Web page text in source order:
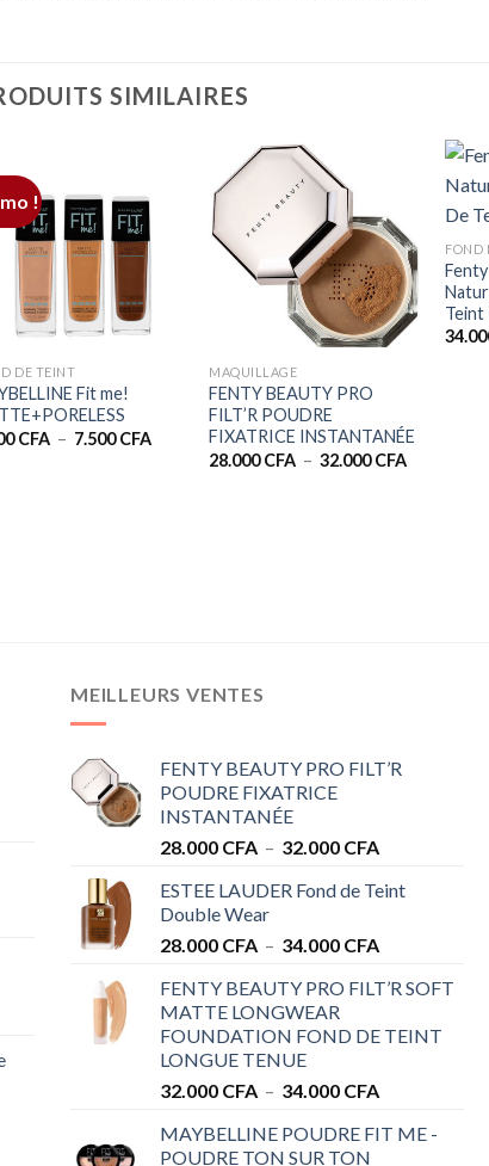
SIMILAIRES
!
DE TEINT
Fit me!
CFA – 7.500CFAPlage
MAQUILLAGE
FENTY BEAUTY PRO
FILT’R POUDRE
FIXATRICE INSTANTANÉE
28.000CFA – 32.000CFAPlage
+
FOND
Teint
MEILLEURS VENTES
FENTY BEAUTY PRO FILT’R
POUDRE FIXATRICE
INSTANTANÉE
28.000 CFA – 32.000 CFAPlage
prix :
à
ESTEE LAUDER Fond de Teint
Double Wear
28.000 CFA – 34.000 CFAPlage
prix :
à
FENTY BEAUTY PRO FILT’R SOFT
MATTE LONGWEAR
FOUNDATION FOND DE TEINT
LONGUE TENUE
32.000 CFA – 34.000 CFAPlage
prix :
MAYBELLINE POUDRE FIT ME -
POUDRE TON SUR TON